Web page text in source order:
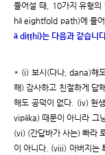
들어설 때, 10가지 유형
hā eightfold path)에 들어
ā diṭṭhi)는 다음과 같습니
* (i) 보시(다나, dana)해
해) 감사하고 친절하게 답
해도 공덕이 없다. (iv) 현
vipāka) 때문이 아니라 그
(vi) (간답바가 사는) 빠라
이 아니다. (viii) 아버지는